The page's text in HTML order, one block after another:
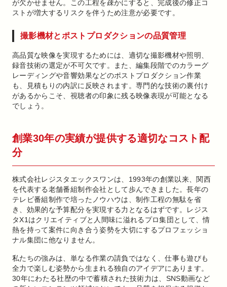
が欠かせません。この工程を疎かにすると、完成後の修正コ
ストが増大するリスクを伴うため注意が必要です。
撮影機材とポストプロダクションの品質管理
高品質な映像を実現するためには、適切な撮影機材や照明、
録音技術の選定が不可欠です。また、編集段階でのカラーグ
レーディングや音響効果などのポストプロダクション作業
も、見積もりの内訳に反映されます。専門的な技術の裏付け
があるからこそ、視聴者の印象に残る映像表現が可能となる
でしょう。
創業30年の実績が提供する適切なコスト配
分
株式会社レジスタエックスワンは、1993年の創業以来、関西
を代表する老舗番組制作会社として歩んできました。長年の
テレビ番組制作で培ったノウハウは、制作工程の無駄を省
き、効果的な予算配分を実現する力となるはずです。レジス
タX1はクリエイティブと人間味に溢れるプロ集団として、情
熱を持って案件に向き合う姿勢を大切にするプロフェッショ
ナル集団に他なりません。
私たちの強みは、単なる作業の請負ではなく、仕事も遊びも
全力で楽しむ姿勢から生まれる独自のアイデアにあります。
30年にわたる社歴の中で蓄積された技術力は、SNS動画など